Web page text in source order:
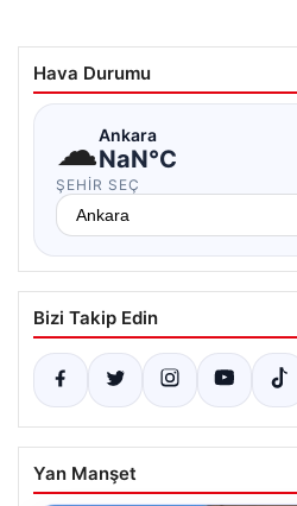
Hava Durumu
☁Ankara
NaN°C
ŞEHIR SEÇ
Bizi Takip Edin
Yan Manşet